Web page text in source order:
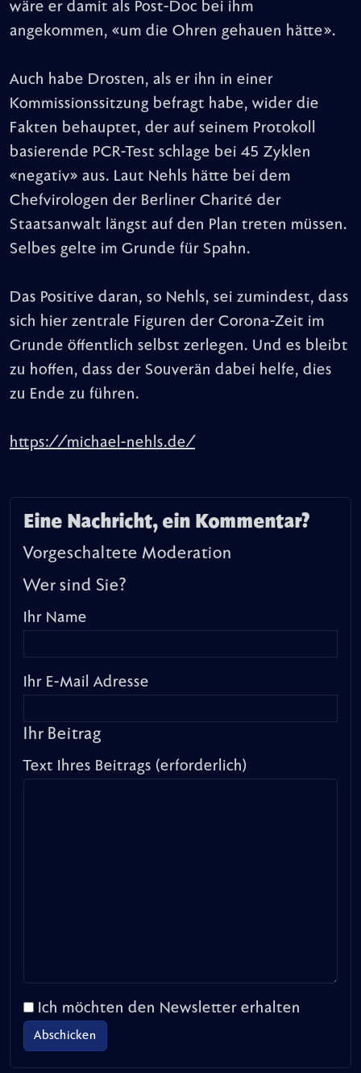
wäre er damit als Post-Doc bei ihm
angekommen, «um die Ohren gehauen hätte».
Auch habe Drosten, als er ihn in einer
Kommissionssitzung befragt habe, wider die
Fakten behauptet, der auf seinem Protokoll
basierende PCR-Test schlage bei 45 Zyklen
«negativ» aus. Laut Nehls hätte bei dem
Chefvirologen der Berliner Charité der
Staatsanwalt längst auf den Plan treten müssen.
Selbes gelte im Grunde für Spahn.
Das Positive daran, so Nehls, sei zumindest, dass
sich hier zentrale Figuren der Corona-Zeit im
Grunde öffentlich selbst zerlegen. Und es bleibt
zu hoffen, dass der Souverän dabei helfe, dies
zu Ende zu führen.
https://michael-nehls.de/
Eine Nachricht, ein Kommentar?
Vorgeschaltete Moderation
Wer sind Sie?
Ihr Name
Ihr E-Mail Adresse
Ihr Beitrag
Text Ihres Beitrags (erforderlich)
Ich möchten den Newsletter erhalten